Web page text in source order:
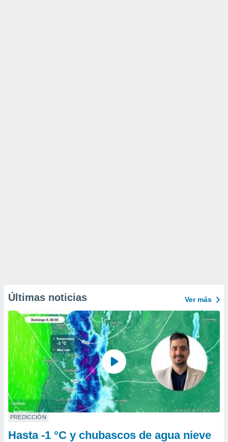
Últimas noticias Ver más
PREDICCIÓN
Hasta -1 °C y chubascos de agua nieve